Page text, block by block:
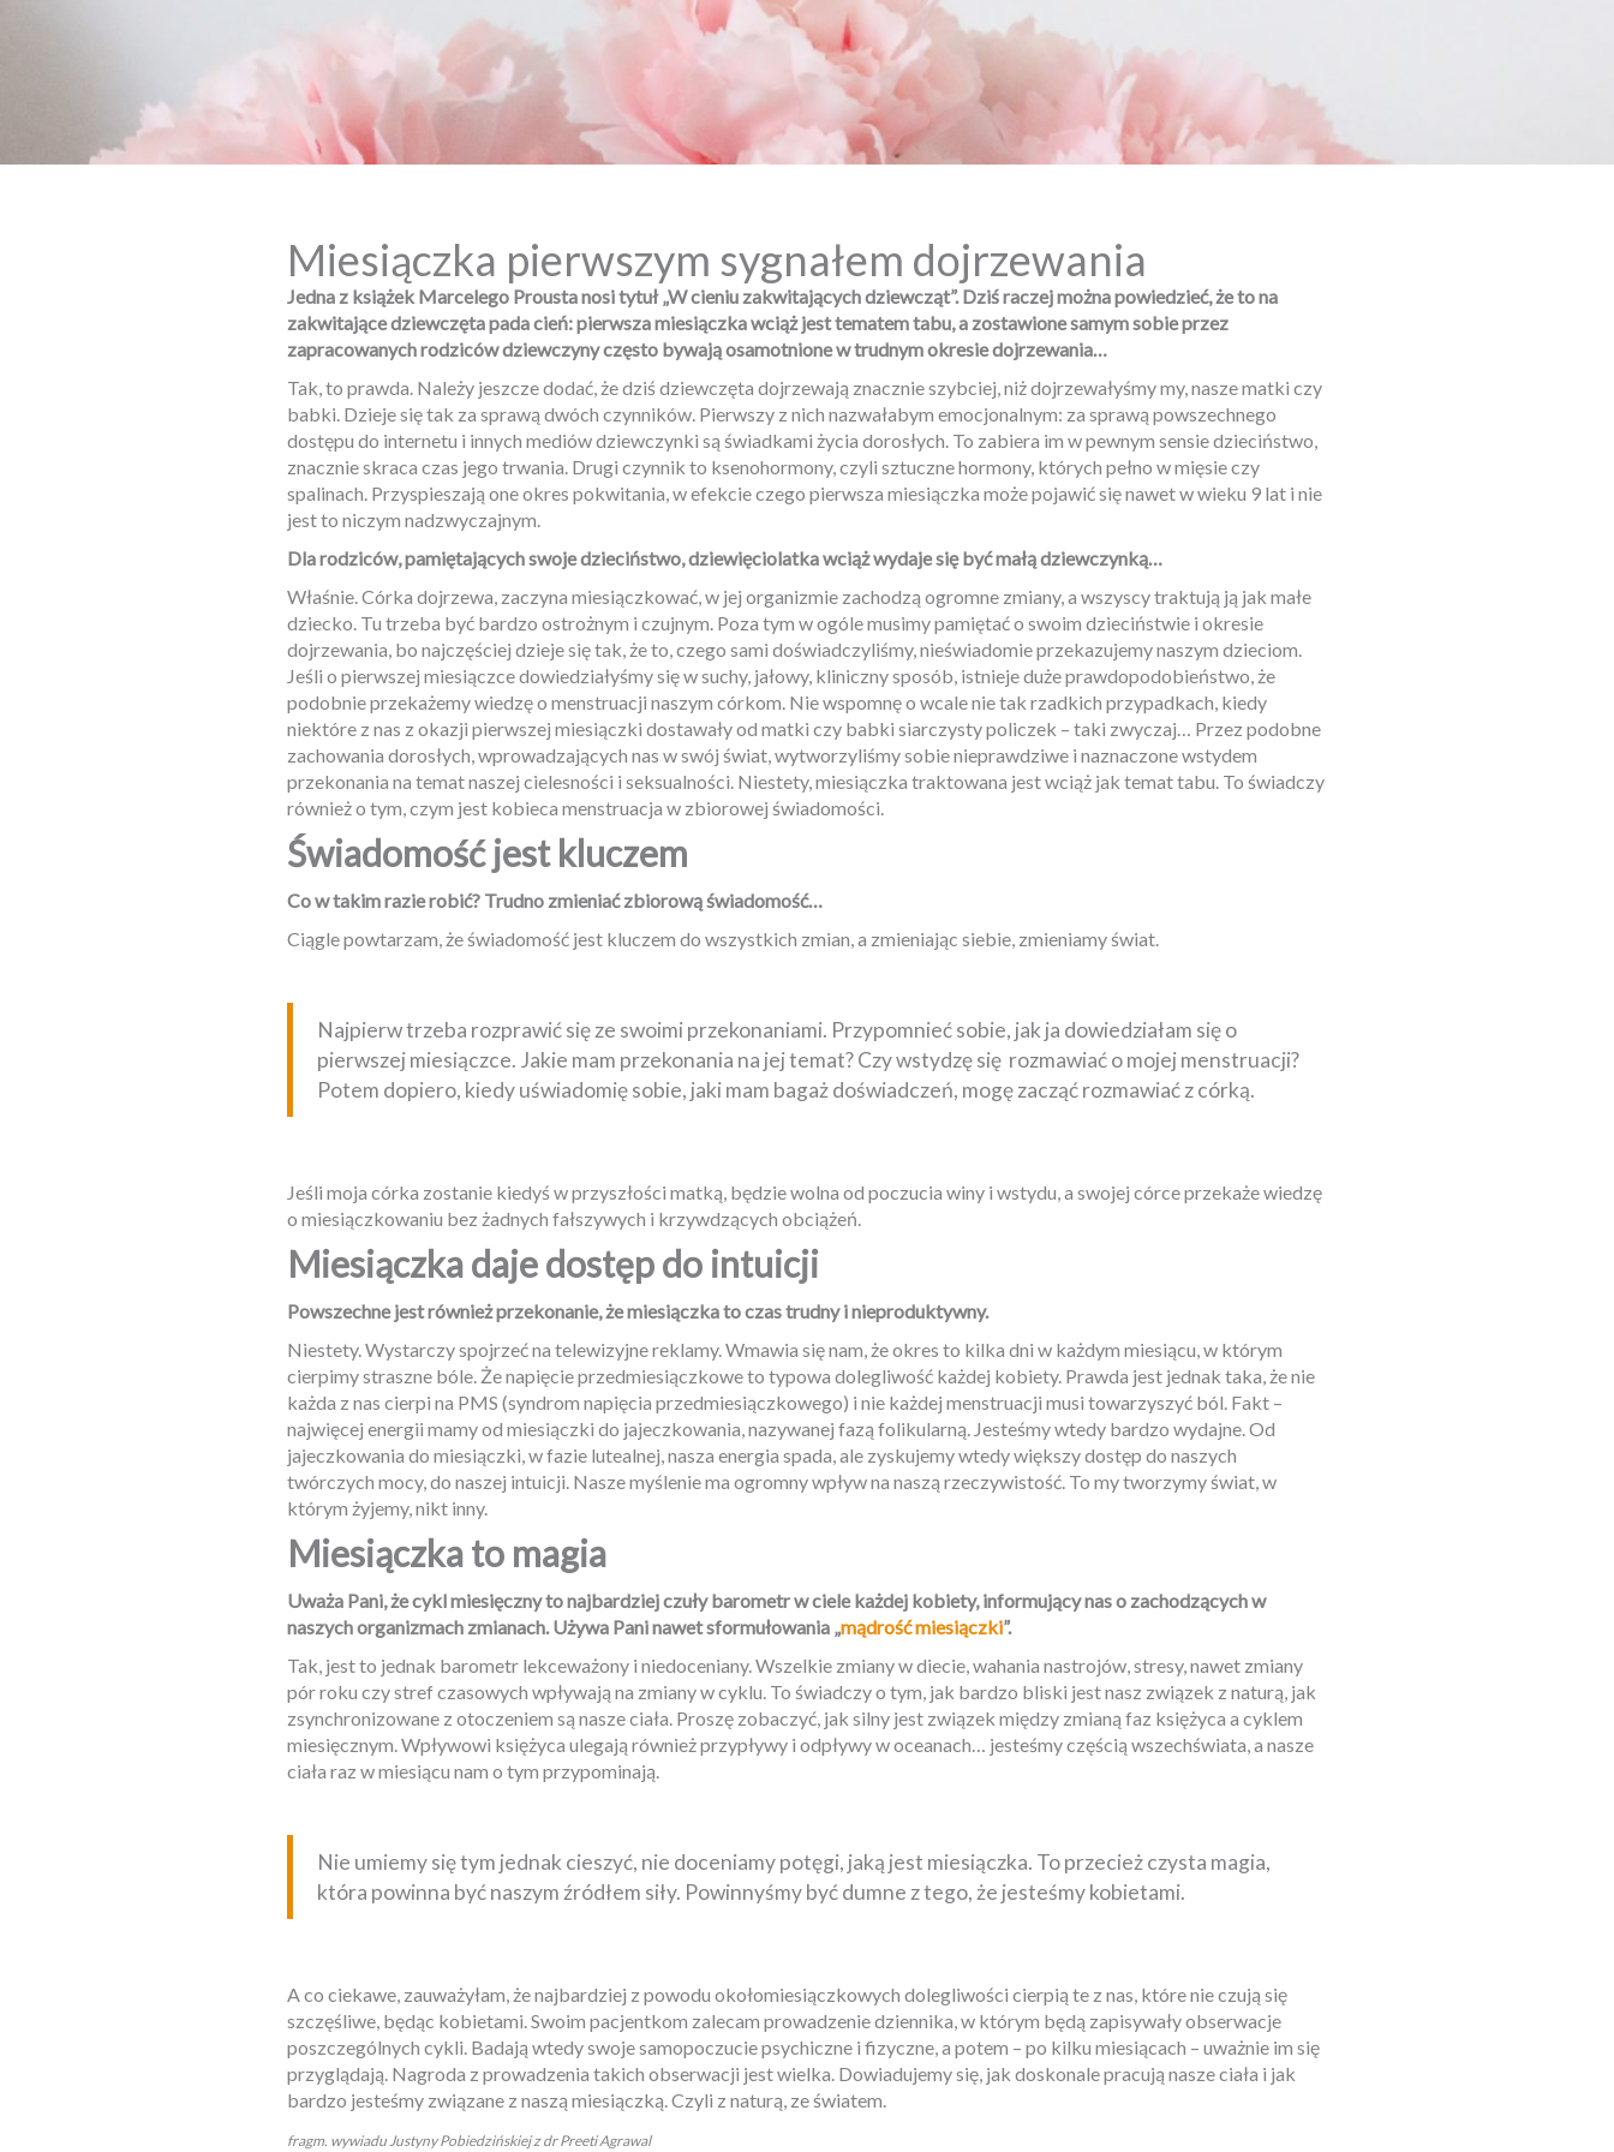
Miesiączka pierwszym sygnałem dojrzewania
Jedna z książek Marcelego Prousta nosi tytuł „W cieniu zakwitających dziewcząt”. Dziś raczej można powiedzieć, że to na
zakwitające dziewczęta pada cień: pierwsza miesiączka wciąż jest tematem tabu, a zostawione samym sobie przez
zapracowanych rodziców dziewczyny często bywają osamotnione w trudnym okresie dojrzewania…
Tak, to prawda. Należy jeszcze dodać, że dziś dziewczęta dojrzewają znacznie szybciej, niż dojrzewałyśmy my, nasze matki czy
babki. Dzieje się tak za sprawą dwóch czynników. Pierwszy z nich nazwałabym emocjonalnym: za sprawą powszechnego
dostępu do internetu i innych mediów dziewczynki są świadkami życia dorosłych. To zabiera im w pewnym sensie dzieciństwo,
znacznie skraca czas jego trwania. Drugi czynnik to ksenohormony, czyli sztuczne hormony, których pełno w mięsie czy
spalinach. Przyspieszają one okres pokwitania, w efekcie czego pierwsza miesiączka może pojawić się nawet w wieku 9 lat i nie
jest to niczym nadzwyczajnym.
Dla rodziców, pamiętających swoje dzieciństwo, dziewięciolatka wciąż wydaje się być małą dziewczynką…
Właśnie. Córka dojrzewa, zaczyna miesiączkować, w jej organizmie zachodzą ogromne zmiany, a wszyscy traktują ją jak małe
dziecko. Tu trzeba być bardzo ostrożnym i czujnym. Poza tym w ogóle musimy pamiętać o swoim dzieciństwie i okresie
dojrzewania, bo najczęściej dzieje się tak, że to, czego sami doświadczyliśmy, nieświadomie przekazujemy naszym dzieciom.
Jeśli o pierwszej miesiączce dowiedziałyśmy się w suchy, jałowy, kliniczny sposób, istnieje duże prawdopodobieństwo, że
podobnie przekażemy wiedzę o menstruacji naszym córkom. Nie wspomnę o wcale nie tak rzadkich przypadkach, kiedy
niektóre z nas z okazji pierwszej miesiączki dostawały od matki czy babki siarczysty policzek – taki zwyczaj… Przez podobne
zachowania dorosłych, wprowadzających nas w swój świat, wytworzyliśmy sobie nieprawdziwe i naznaczone wstydem
przekonania na temat naszej cielesności i seksualności. Niestety, miesiączka traktowana jest wciąż jak temat tabu. To świadczy
również o tym, czym jest kobieca menstruacja w zbiorowej świadomości.
Świadomość jest kluczem
Co w takim razie robić? Trudno zmieniać zbiorową świadomość…
Ciągle powtarzam, że świadomość jest kluczem do wszystkich zmian, a zmieniając siebie, zmieniamy świat.
Najpierw trzeba rozprawić się ze swoimi przekonaniami. Przypomnieć sobie, jak ja dowiedziałam się o
pierwszej miesiączce. Jakie mam przekonania na jej temat? Czy wstydzę się rozmawiać o mojej menstruacji?
Potem dopiero, kiedy uświadomię sobie, jaki mam bagaż doświadczeń, mogę zacząć rozmawiać z córką.
Jeśli moja córka zostanie kiedyś w przyszłości matką, będzie wolna od poczucia winy i wstydu, a swojej córce przekaże wiedzę
o miesiączkowaniu bez żadnych fałszywych i krzywdzących obciążeń.
Miesiączka daje dostęp do intuicji
Powszechne jest również przekonanie, że miesiączka to czas trudny i nieproduktywny.
Niestety. Wystarczy spojrzeć na telewizyjne reklamy. Wmawia się nam, że okres to kilka dni w każdym miesiącu, w którym
cierpimy straszne bóle. Że napięcie przedmiesiączkowe to typowa dolegliwość każdej kobiety. Prawda jest jednak taka, że nie
każda z nas cierpi na PMS (syndrom napięcia przedmiesiączkowego) i nie każdej menstruacji musi towarzyszyć ból. Fakt –
najwięcej energii mamy od miesiączki do jajeczkowania, nazywanej fazą folikularną. Jesteśmy wtedy bardzo wydajne. Od
jajeczkowania do miesiączki, w fazie lutealnej, nasza energia spada, ale zyskujemy wtedy większy dostęp do naszych
twórczych mocy, do naszej intuicji. Nasze myślenie ma ogromny wpływ na naszą rzeczywistość. To my tworzymy świat, w
którym żyjemy, nikt inny.
Miesiączka to magia
Uważa Pani, że cykl miesięczny to najbardziej czuły barometr w ciele każdej kobiety, informujący nas o zachodzących w
naszych organizmach zmianach. Używa Pani nawet sformułowania „mądrość miesiączki”.
Tak, jest to jednak barometr lekceważony i niedoceniany. Wszelkie zmiany w diecie, wahania nastrojów, stresy, nawet zmiany
pór roku czy stref czasowych wpływają na zmiany w cyklu. To świadczy o tym, jak bardzo bliski jest nasz związek z naturą, jak
zsynchronizowane z otoczeniem są nasze ciała. Proszę zobaczyć, jak silny jest związek między zmianą faz księżyca a cyklem
miesięcznym. Wpływowi księżyca ulegają również przypływy i odpływy w oceanach… jesteśmy częścią wszechświata, a nasze
ciała raz w miesiącu nam o tym przypominają.
Nie umiemy się tym jednak cieszyć, nie doceniamy potęgi, jaką jest miesiączka. To przecież czysta magia,
która powinna być naszym źródłem siły. Powinnyśmy być dumne z tego, że jesteśmy kobietami.
A co ciekawe, zauważyłam, że najbardziej z powodu okołomiesiączkowych dolegliwości cierpią te z nas, które nie czują się
szczęśliwe, będąc kobietami. Swoim pacjentkom zalecam prowadzenie dziennika, w którym będą zapisywały obserwacje
poszczególnych cykli. Badają wtedy swoje samopoczucie psychiczne i fizyczne, a potem – po kilku miesiącach – uważnie im się
przyglądają. Nagroda z prowadzenia takich obserwacji jest wielka. Dowiadujemy się, jak doskonale pracują nasze ciała i jak
bardzo jesteśmy związane z naszą miesiączką. Czyli z naturą, ze światem.
fragm. wywiadu Justyny Pobiedzińskiej z dr Preeti Agrawal